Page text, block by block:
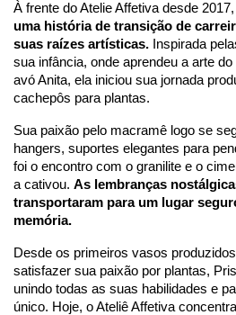
À frente do Atelie Affetiva desde 2017,
uma história de transição de
suas raízes artísticas. Inspirada
sua infância, onde aprendeu a arte
avó Anita, ela iniciou sua jornada
cachepôs para plantas.
Sua paixão pelo macramê logo se
hangers, suportes elegantes para
foi o encontro com o granilite e o
a cativou. As lembranças
transportaram para um lugar
memória.
Desde os primeiros vasos
satisfazer sua paixão por plantas,
unindo todas as suas habilidades e
único. Hoje, o Ateliê Affetiva